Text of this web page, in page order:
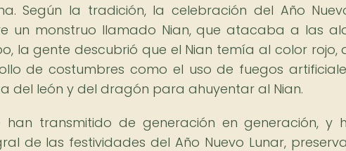
Según la tradición, la celebración del Año
un monstruo llamado Nian, que atacaba a las
la gente descubrió que el Nian temía al color rojo,
de costumbres como el uso de fuegos
del león y del dragón para ahuyentar al Nian.
han transmitido de generación en generación, y
de las festividades del Año Nuevo Lunar,